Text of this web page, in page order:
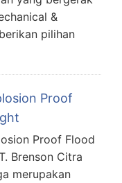
&
pilihan
Proof
Proof Flood
Brenson Citra
merupakan